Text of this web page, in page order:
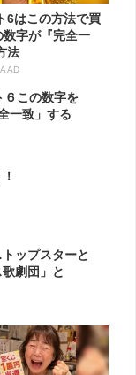
6はこの方法で買
数字が『完全一
法
AD
６この数字を
一致」する
ップスターと
劇団」と